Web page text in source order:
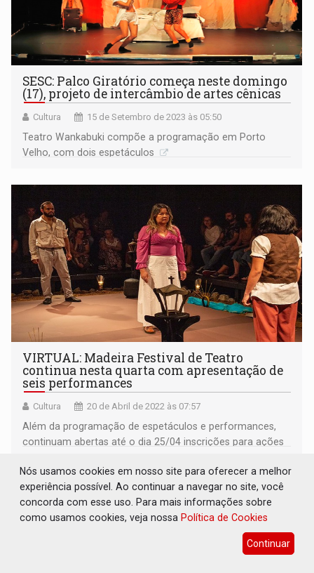
SESC: Palco Giratório começa neste domingo
(17), projeto de intercâmbio de artes cênicas
Cultura 15 de Setembro de 2023 às 05:50
Teatro Wankabuki compõe a programação em Porto
Velho, com dois espetáculos
VIRTUAL: Madeira Festival de Teatro
continua nesta quarta com apresentação de
seis performances
Cultura 20 de Abril de 2022 às 07:57
Além da programação de espetáculos e performances,
continuam abertas até o dia 25/04 inscrições para ações
Nós usamos cookies em nosso site para oferecer a melhor
experiência possível. Ao continuar a navegar no site, você
concorda com esse uso. Para mais informações sobre
como usamos cookies, veja nossa Política de Cookies
Continuar